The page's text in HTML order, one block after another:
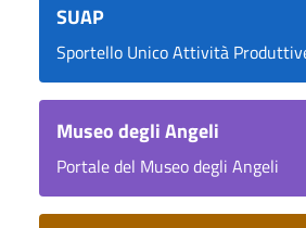
SUAP
Sportello Unico Attività
Museo degli Angeli
Portale del Museo degli Angeli